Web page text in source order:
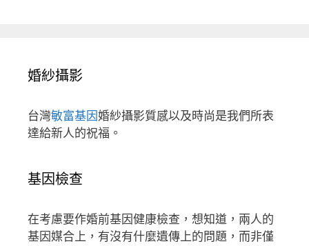
婚紗攝影
台灣敏富基因婚紗攝影質感以及時尚是我們所表
達給新人的祝福。
基因檢查
在考慮要作婚前基因健康檢查，想知道，兩人的
基因媒合上，有沒有什麼遺傳上的問題，而非僅